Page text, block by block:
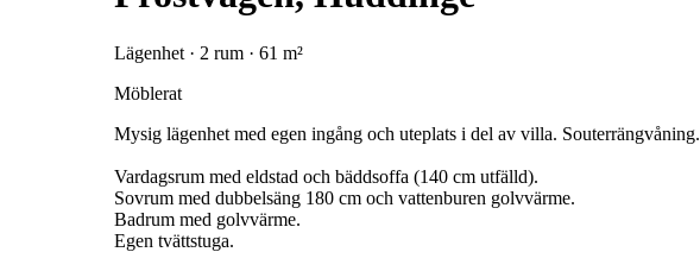
Lägenhet · 2 rum · 61 m²
Möblerat
Mysig lägenhet med egen ingång och uteplats i del av villa. Souterrängvåning.
Vardagsrum med eldstad och bäddsoffa (140 cm utfälld).
Sovrum med dubbelsäng 180 cm och vattenburen golvvärme.
Badrum med golvvärme.
Egen tvättstuga.